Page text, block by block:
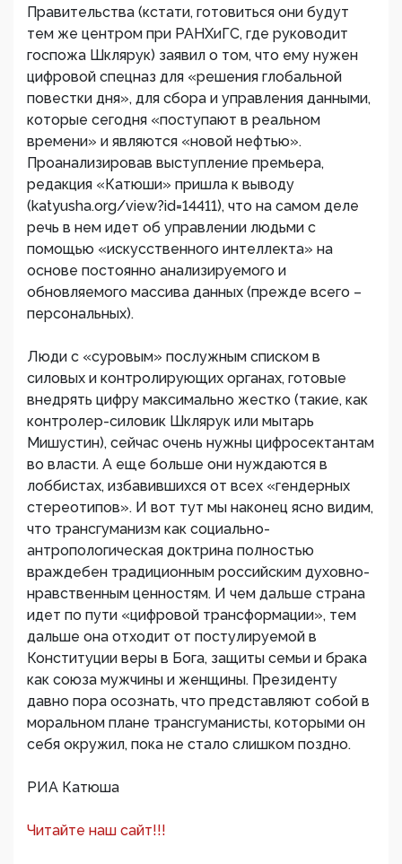
Правительства (кстати, готовиться они будут
тем же центром при РАНХиГС, где руководит
госпожа Шклярук) заявил о том, что ему нужен
цифровой спецназ для «решения глобальной
повестки дня», для сбора и управления данными,
которые сегодня «поступают в реальном
времени» и являются «новой нефтью».
Проанализировав выступление премьера,
редакция «Катюши» пришла к выводу
(katyusha.org/view?id=14411), что на самом деле
речь в нем идет об управлении людьми с
помощью «искусственного интеллекта» на
основе постоянно анализируемого и
обновляемого массива данных (прежде всего –
персональных).
Люди с «суровым» послужным списком в
силовых и контролирующих органах, готовые
внедрять цифру максимально жестко (такие, как
контролер-силовик Шклярук или мытарь
Мишустин), сейчас очень нужны цифросектантам
во власти. А еще больше они нуждаются в
лоббистах, избавившихся от всех «гендерных
стереотипов». И вот тут мы наконец ясно видим,
что трансгуманизм как социально-
антропологическая доктрина полностью
враждебен традиционным российским духовно-
нравственным ценностям. И чем дальше страна
идет по пути «цифровой трансформации», тем
дальше она отходит от постулируемой в
Конституции веры в Бога, защиты семьи и брака
как союза мужчины и женщины. Президенту
давно пора осознать, что представляют собой в
моральном плане трансгуманисты, которыми он
себя окружил, пока не стало слишком поздно.
РИА Катюша
Читайте наш сайт!!!